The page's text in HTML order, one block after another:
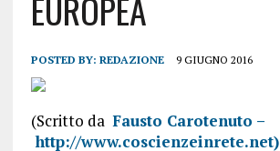
POSTED BY: REDAZIONE 9 GIUGNO 2016
(Scritto da Fausto Carotenuto –
http://www.coscienzeinrete.net)